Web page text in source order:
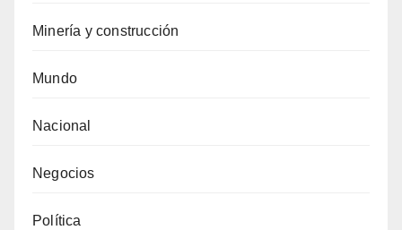
Minería y construcción
Mundo
Nacional
Negocios
Política